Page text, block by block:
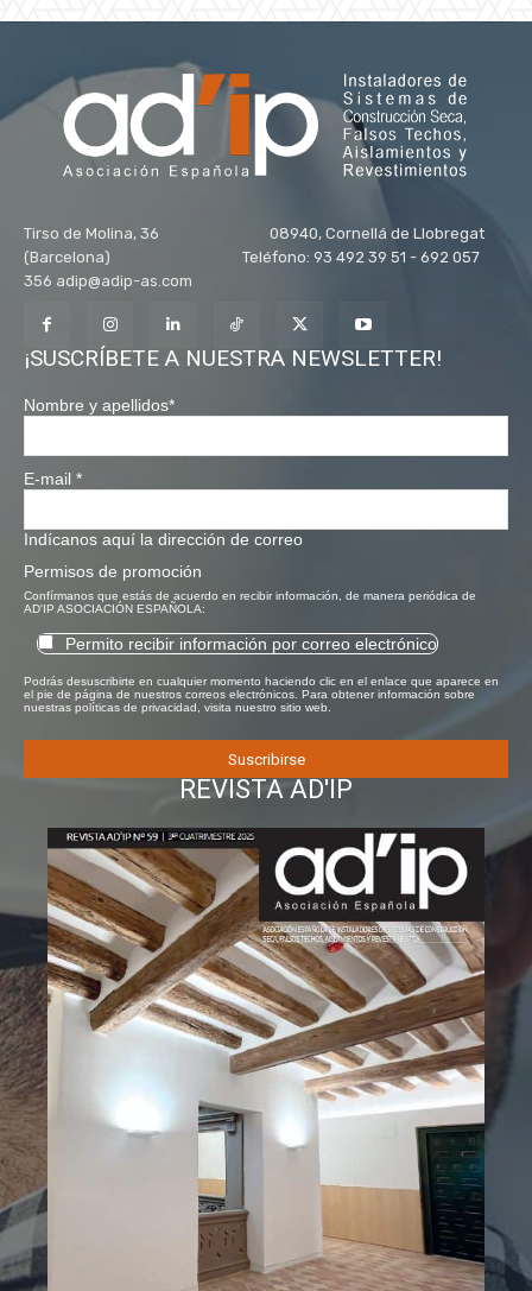
Tirso de Molina, 36 08940, Cornellá de Llobregat
(Barcelona) Teléfono: 93 492 39 51 - 692 057
356 adip@adip-as.com
¡SUSCRÍBETE A NUESTRA NEWSLETTER!
Nombre y apellidos*
E-mail *
Indícanos aquí la dirección de correo
Permisos de promoción
Confírmanos que estás de acuerdo en recibir información, de manera periódica de
AD'IP ASOCIACIÓN ESPAÑOLA:
Permito recibir información por correo electrónico
Podrás desuscribirte en cualquier momento haciendo clic en el enlace que aparece en
el pie de página de nuestros correos electrónicos. Para obtener información sobre
nuestras políticas de privacidad, visita nuestro sitio web.
REVISTA AD'IP